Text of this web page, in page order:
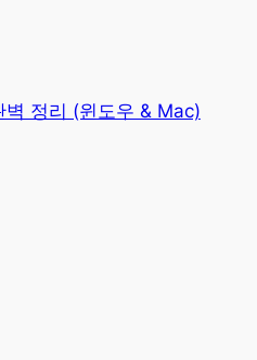
정리 (윈도우 & Mac)